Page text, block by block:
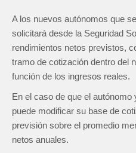
A los nuevos autónomos que
solicitará desde la Seguridad
rendimientos netos previstos,
tramo de cotización dentro del
función de los ingresos reales.
En el caso de que el autónomo
puede modificar su base de
previsión sobre el promedio
netos anuales.